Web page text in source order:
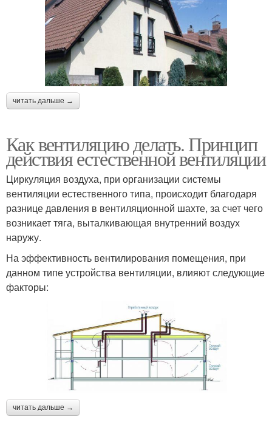
читать дальше →
Как вентиляцию делать. Принцип
действия естественной вентиляции
Циркуляция воздуха, при организации системы
вентиляции естественного типа, происходит благодаря
разнице давления в вентиляционной шахте, за счет чего
возникает тяга, выталкивающая внутренний воздух
наружу.
На эффективность вентилирования помещения, при
данном типе устройства вентиляции, влияют следующие
факторы:
читать дальше →